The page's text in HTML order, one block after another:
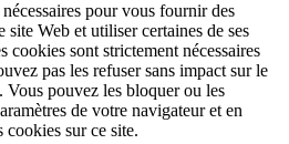
pour vous fournir des
site Web et utiliser certaines de ses
cookies sont strictement nécessaires
pas les refuser sans impact sur le
pouvez les bloquer ou les
de votre navigateur et en
cookies sur ce site.